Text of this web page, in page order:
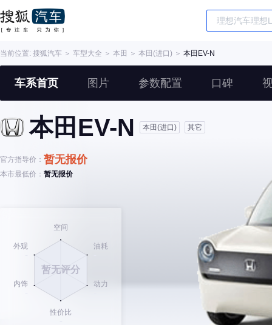
当前位置: 搜狐汽车 ＞ 车型大全 ＞ 本田 ＞ 本田(进口) ＞ 本田EV-N
车系首页 图片 参数配置 口碑
本田EV-N 本田(进口) 其它
官方指导价： 暂无报价
本市最低价： 暂无报价